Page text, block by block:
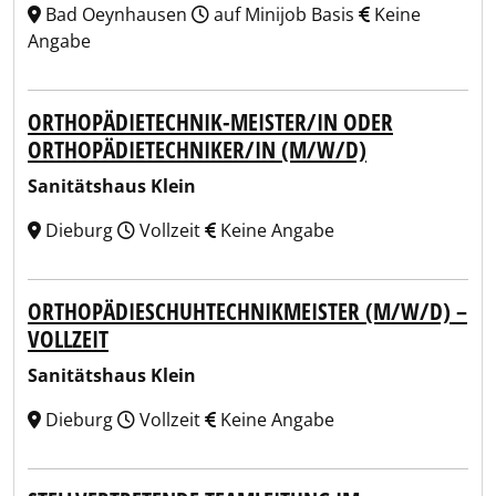
Bad Oeynhausen auf Minijob Basis
Keine
Angabe
ORTHOPÄDIETECHNIK-MEISTER/IN ODER
ORTHOPÄDIETECHNIKER/IN (M/W/D)
Sanitätshaus Klein
Dieburg
Vollzeit Keine Angabe
ORTHOPÄDIESCHUHTECHNIKMEISTER (M/W/D) –
VOLLZEIT
Sanitätshaus Klein
Dieburg
Vollzeit Keine Angabe